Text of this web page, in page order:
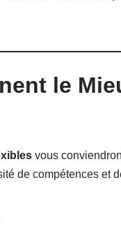
le
vous
de compétences et